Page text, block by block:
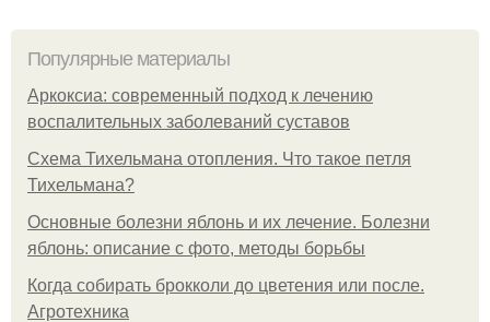
Популярные материалы
Аркоксиа: современный подход к лечению
воспалительных заболеваний суставов
Схема Тихельмана отопления. Что такое петля
Тихельмана?
Основные болезни яблонь и их лечение. Болезни
яблонь: описание с фото, методы борьбы
Когда собирать брокколи до цветения или после.
Агротехника